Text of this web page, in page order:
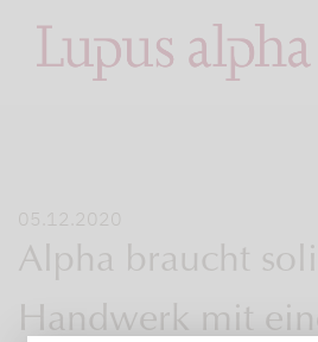
05.12.2020
Alpha braucht
Handwerk mit